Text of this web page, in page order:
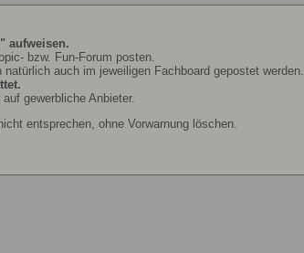
aufweisen.
bzw. Fun-Forum posten.
auch im jeweiligen Fachboard gepostet werden.
gewerbliche Anbieter.
entsprechen, ohne Vorwarnung löschen.